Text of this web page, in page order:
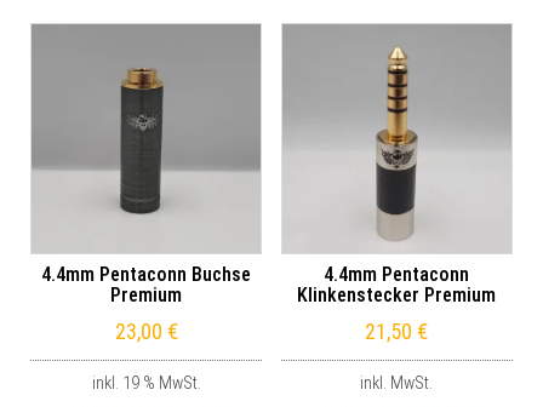
4.4mm Pentaconn Buchse
Premium
23,00 €
inkl. 19 % MwSt.
4.4mm Pentaconn
Klinkenstecker Premium
21,50 €
inkl. MwSt.